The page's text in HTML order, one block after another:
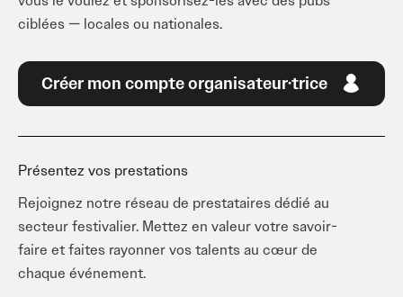
ciblées — locales ou nationales.
Créer mon compte organisateur·trice
Présentez vos prestations
Rejoignez notre réseau de prestataires dédié au
secteur festivalier. Mettez en valeur votre savoir-
faire et faites rayonner vos talents au cœur de
chaque événement.